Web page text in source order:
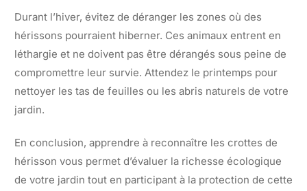
Durant l’hiver, évitez de déranger les zones où des
hérissons pourraient hiberner. Ces animaux entrent en
léthargie et ne doivent pas être dérangés sous peine de
compromettre leur survie. Attendez le printemps pour
nettoyer les tas de feuilles ou les abris naturels de votre
jardin.
En conclusion, apprendre à reconnaître les crottes de
hérisson vous permet d’évaluer la richesse écologique
de votre jardin tout en participant à la protection de cette